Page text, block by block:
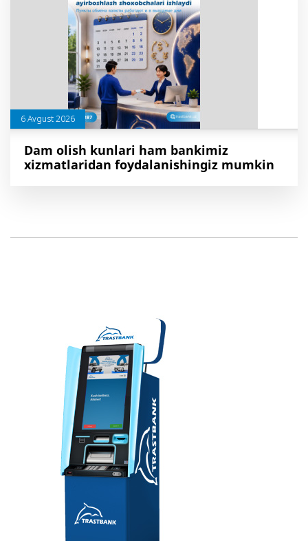
6 Avgust 2026
Dam olish kunlari ham bankimiz
xizmatlaridan foydalanishingiz mumkin